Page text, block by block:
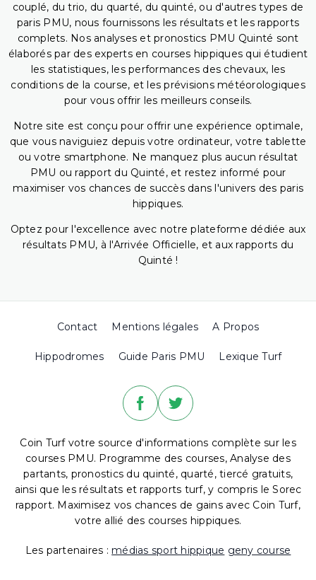
couplé, du trio, du quarté, du quinté, ou d'autres types de
paris PMU, nous fournissons les résultats et les rapports
complets. Nos analyses et pronostics PMU Quinté sont
élaborés par des experts en courses hippiques qui étudient
les statistiques, les performances des chevaux, les
conditions de la course, et les prévisions météorologiques
pour vous offrir les meilleurs conseils.
Notre site est conçu pour offrir une expérience optimale,
que vous naviguiez depuis votre ordinateur, votre tablette
ou votre smartphone. Ne manquez plus aucun résultat
PMU ou rapport du Quinté, et restez informé pour
maximiser vos chances de succès dans l'univers des paris
hippiques.
Optez pour l'excellence avec notre plateforme dédiée aux
résultats PMU, à l'Arrivée Officielle, et aux rapports du
Quinté !
Contact Mentions légales A Propos
Hippodromes Guide Paris PMU Lexique Turf
Coin Turf votre source d'informations complète sur les
courses PMU. Programme des courses, Analyse des
partants, pronostics du quinté, quarté, tiercé gratuits,
ainsi que les résultats et rapports turf, y compris le Sorec
rapport. Maximisez vos chances de gains avec Coin Turf,
votre allié des courses hippiques.
Les partenaires : médias sport hippique geny course